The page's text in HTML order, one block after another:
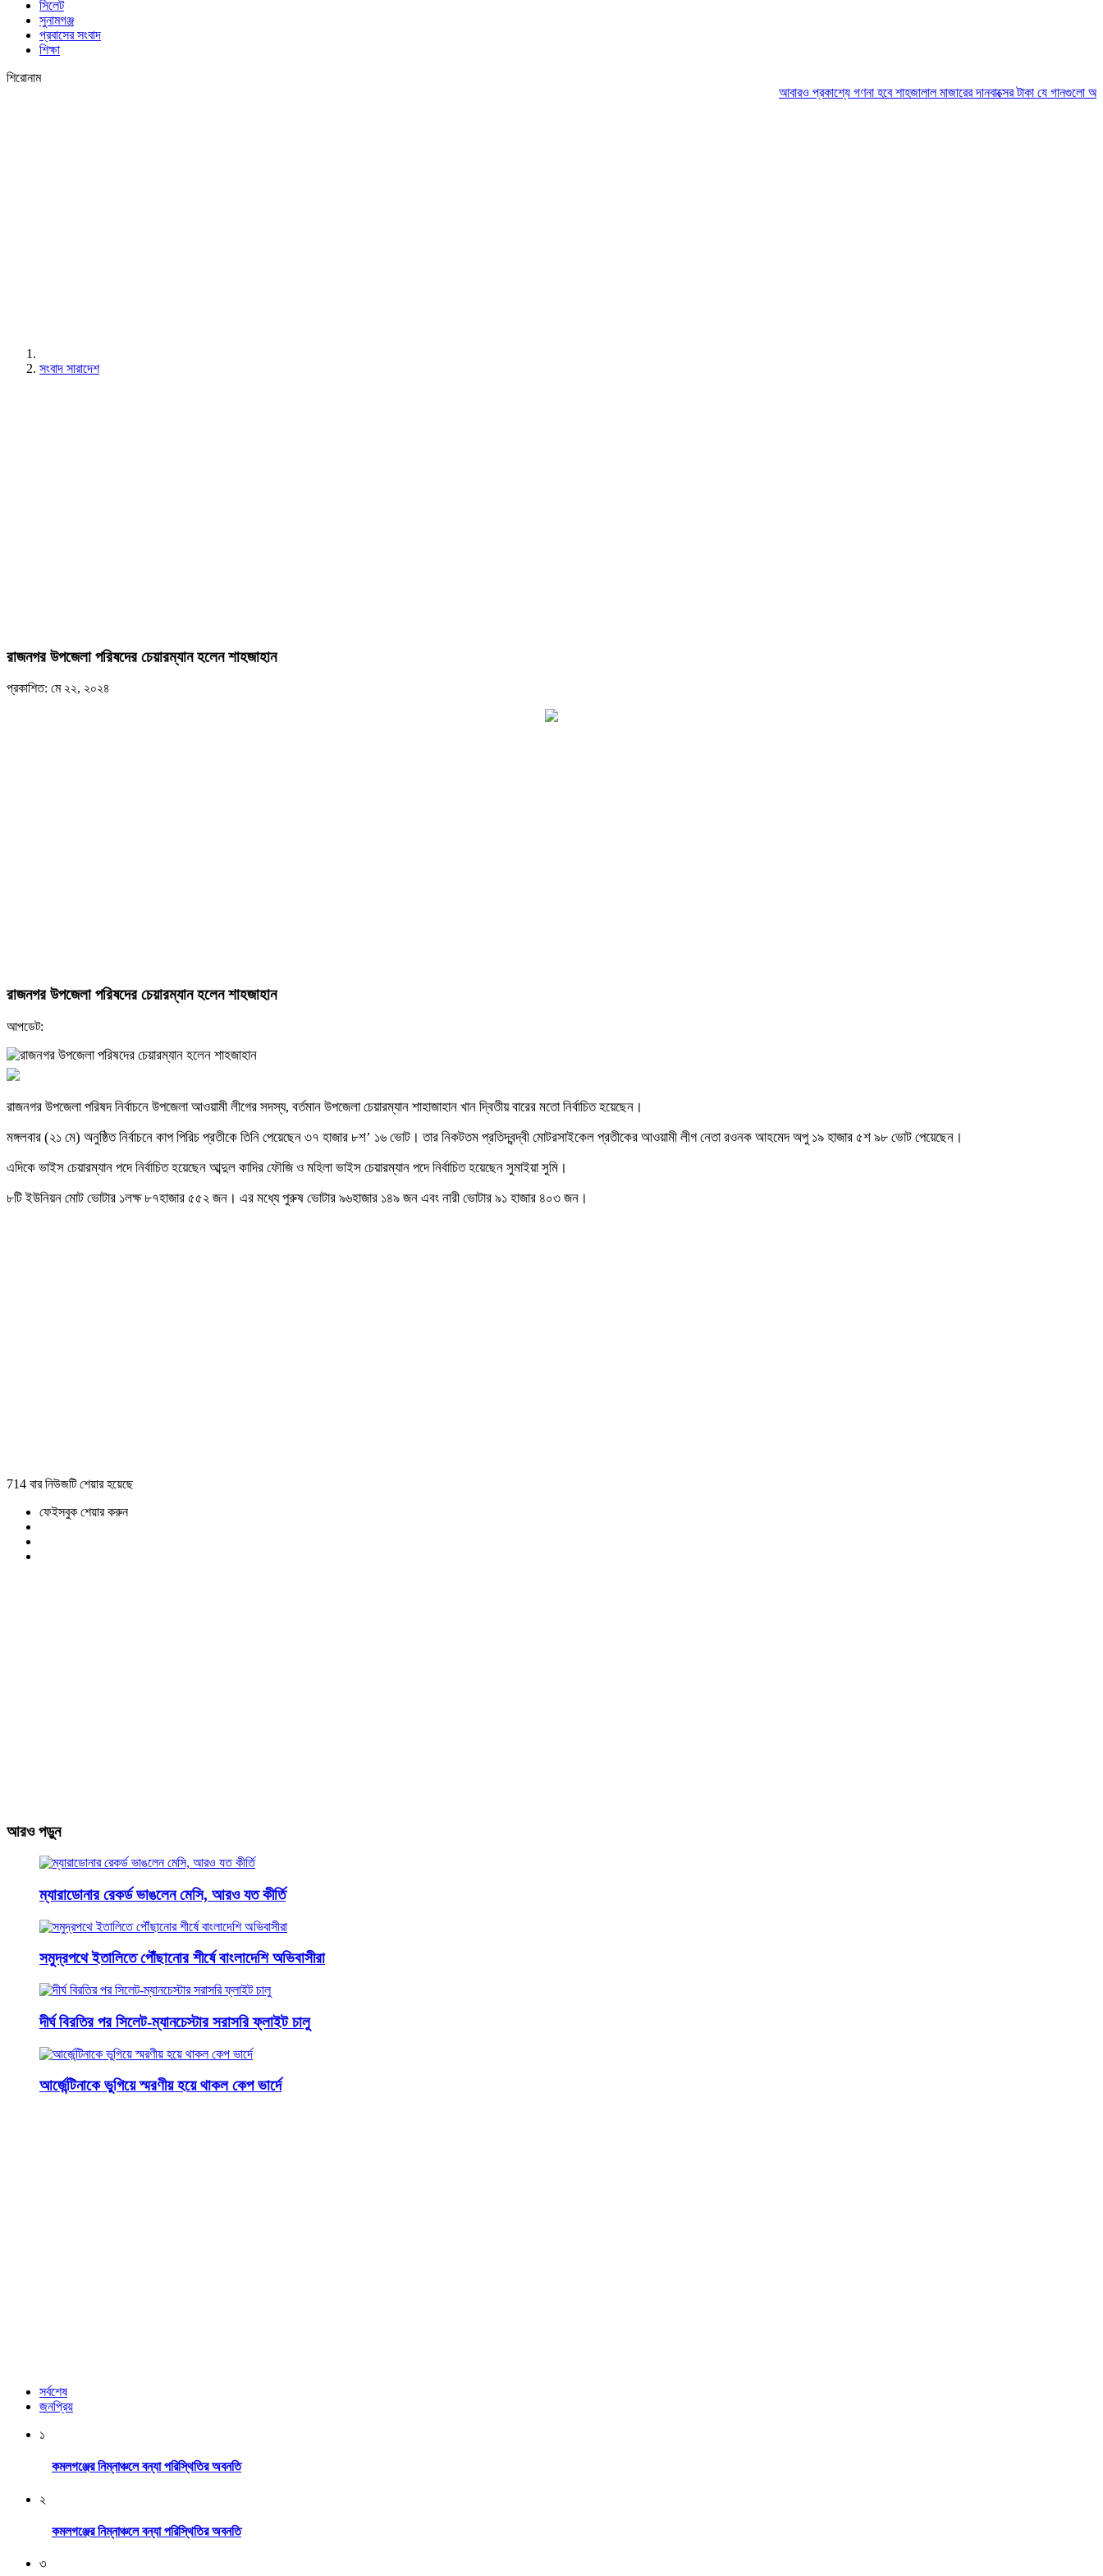
সিলেট
সুনামগঞ্জ
প্রবাসের সংবাদ
শিক্ষা
শিরোনাম
আবারও প্রকাশ্যে গণনা হবে শাহজালাল মাজারের দানবাক্সের টাকাযে গানগুলো আজও ফিরিয়ে
সংবাদ সারাদেশ
রাজনগর উপজেলা পরিষদের চেয়ারম্যান হলেন শাহজাহান
প্রকাশিত: মে ২২, ২০২৪
রাজনগর উপজেলা পরিষদের চেয়ারম্যান হলেন শাহজাহান
আপডেট:
রাজনগর উপজেলা পরিষদ নির্বাচনে উপজেলা আওয়ামী লীগের সদস্য, বর্তমান উপজেলা চেয়ারম্যান শাহাজাহান খান দ্বিতীয় বারের মতো নির্বাচিত হয়েছেন।
মঙ্গলবার (২১ মে) অনুষ্ঠিত নির্বাচনে কাপ পিরিচ প্রতীকে তিনি পেয়েছেন ৩৭ হাজার ৮শ’ ১৬ ভোট। তার নিকটতম প্রতিদ্বন্দ্বী মোটরসাইকেল প্রতীকের আওয়ামী লীগ নেতা রওনক আহমেদ অপু ১৯ হাজার ৫শ ৯৮ ভোট পেয়েছেন।
এদিকে ভাইস চেয়ারম্যান পদে নির্বাচিত হয়েছেন আব্দুল কাদির ফৌজি ও মহিলা ভাইস চেয়ারম্যান পদে নির্বাচিত হয়েছেন সুমাইয়া সুমি।
৮টি ইউনিয়ন মোট ভোটার ১লক্ষ ৮৭হাজার ৫৫২ জন। এর মধ্যে পুরুষ ভোটার ৯৬হাজার ১৪৯ জন এবং নারী ভোটার ৯১ হাজার ৪০৩ জন।
714 বার নিউজটি শেয়ার হয়েছে
ফেইসবুক শেয়ার করুন
আরও পড়ুন
ম্যারাডোনার রেকর্ড ভাঙলেন মেসি, আরও যত কীর্তি
সমুদ্রপথে ইতালিতে পৌঁছানোর শীর্ষে বাংলাদেশি অভিবাসীরা
দীর্ঘ বিরতির পর সিলেট-ম্যানচেস্টার সরাসরি ফ্লাইট চালু
আর্জেন্টিনাকে ভুগিয়ে স্মরণীয় হয়ে থাকল কেপ ভার্দে
সর্বশেষ
জনপ্রিয়
১
কমলগঞ্জের নিম্নাঞ্চলে বন্যা পরিস্থিতির অবনতি
২
কমলগঞ্জের নিম্নাঞ্চলে বন্যা পরিস্থিতির অবনতি
৩